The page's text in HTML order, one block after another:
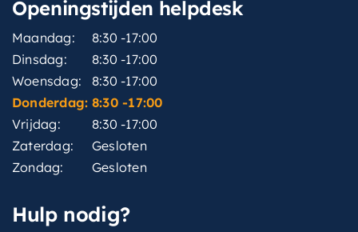
Openingstijden helpdesk
Maandag:
8:30 -17:00
Dinsdag:
8:30 -17:00
Woensdag:
8:30 -17:00
Donderdag: 8:30 -17:00
Vrijdag:
8:30 -17:00
Zaterdag:
Gesloten
Zondag:
Gesloten
Hulp nodig?